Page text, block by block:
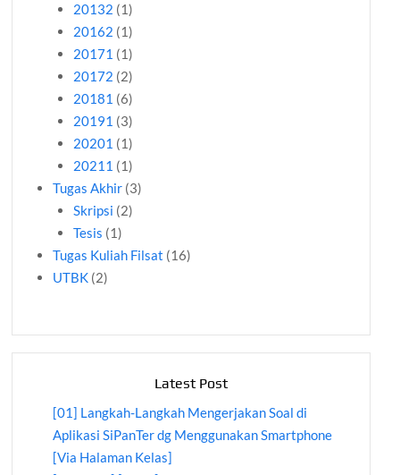
20132 (1)
20162 (1)
20171 (1)
20172 (2)
20181 (6)
20191 (3)
20201 (1)
20211 (1)
Tugas Akhir (3)
Skripsi (2)
Tesis (1)
Tugas Kuliah Filsat (16)
UTBK (2)
Latest Post
[01] Langkah-Langkah Mengerjakan Soal di
Aplikasi SiPanTer dg Menggunakan Smartphone
[Via Halaman Kelas]